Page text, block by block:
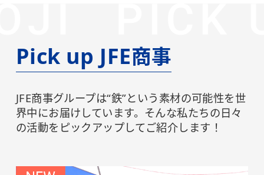
Pick up JFE商事
JFE商事グループは“鉄”という素材の可能性を世
界中にお届けしています。そんな私たちの日々
の活動をピックアップしてご紹介します！